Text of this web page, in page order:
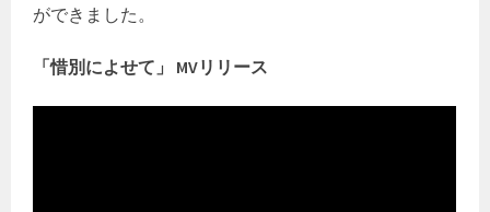
ができました。
「惜別によせて」 MVリリース